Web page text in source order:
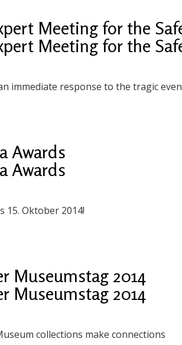
Meeting for the
Meeting for the
immediate response to the tragic
Awards
Awards
15. Oktober 2014!
Museumstag 2014
Museumstag 2014
collections make connections